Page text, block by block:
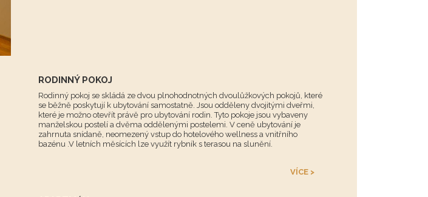
RODINNÝ POKOJ
Rodinný pokoj se skládá ze dvou plnohodnotných dvoulůžkových pokojů, které
se běžně poskytují k ubytování samostatně. Jsou odděleny dvojitými dveřmi,
které je možno otevřít právě pro ubytování rodin. Tyto pokoje jsou vybaveny
manželskou postelí a dvěma oddělenými postelemi. V ceně ubytování je
zahrnuta snídaně, neomezený vstup do hotelového wellness a vnitřního
bazénu .V letních měsících lze využít rybník s terasou na slunění.
VÍCE >